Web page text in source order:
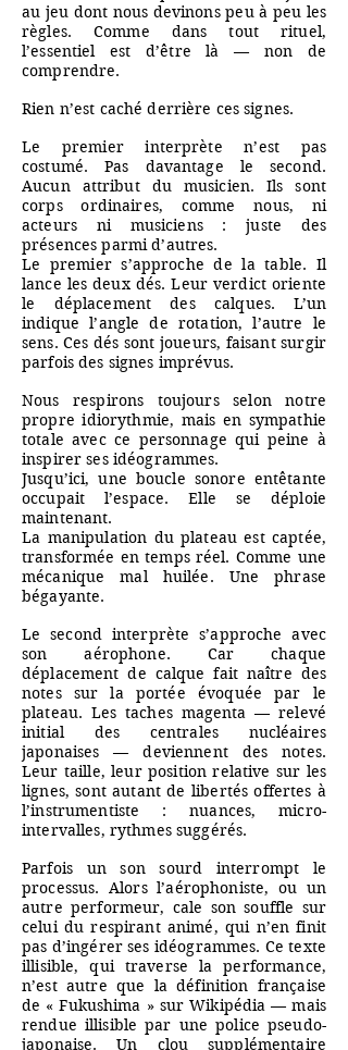
au jeu dont nous devinons peu à peu les
règles. Comme dans tout rituel,
l’essentiel est d’être là — non de
comprendre.
Rien n’est caché derrière ces signes.
Le premier interprète n’est pas
costumé. Pas davantage le second.
Aucun attribut du musicien. Ils sont
corps ordinaires, comme nous, ni
acteurs ni musiciens : juste des
présences parmi d’autres.
Le premier s’approche de la table. Il
lance les deux dés. Leur verdict oriente
le déplacement des calques. L’un
indique l’angle de rotation, l’autre le
sens. Ces dés sont joueurs, faisant surgir
parfois des signes imprévus.
Nous respirons toujours selon notre
propre idiorythmie, mais en sympathie
totale avec ce personnage qui peine à
inspirer ses idéogrammes.
Jusqu’ici, une boucle sonore entêtante
occupait l’espace. Elle se déploie
maintenant.
La manipulation du plateau est captée,
transformée en temps réel. Comme une
mécanique mal huilée. Une phrase
bégayante.
Le second interprète s’approche avec
son aérophone. Car chaque
déplacement de calque fait naître des
notes sur la portée évoquée par le
plateau. Les taches magenta — relevé
initial des centrales nucléaires
japonaises — deviennent des notes.
Leur taille, leur position relative sur les
lignes, sont autant de libertés offertes à
l’instrumentiste : nuances, micro-
intervalles, rythmes suggérés.
Parfois un son sourd interrompt le
processus. Alors l’aérophoniste, ou un
autre performeur, cale son souffle sur
celui du respirant animé, qui n’en finit
pas d’ingérer ses idéogrammes. Ce texte
illisible, qui traverse la performance,
n’est autre que la définition française
de « Fukushima » sur Wikipédia — mais
rendue illisible par une police pseudo-
japonaise. Un clou supplémentaire